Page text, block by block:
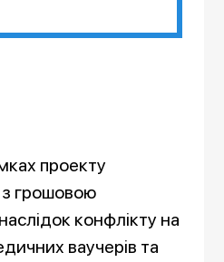
проекту
з грошовою
конфлікту на
ваучерів та